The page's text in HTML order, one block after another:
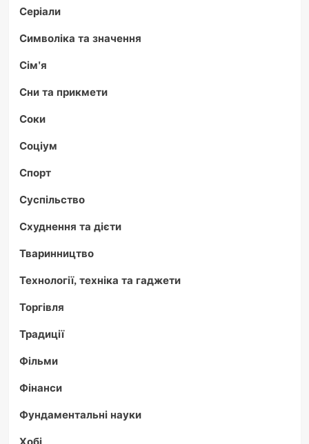
Серіали
Символіка та значення
Сім'я
Сни та прикмети
Соки
Соціум
Спорт
Суспільство
Схуднення та дієти
Тваринництво
Технології, техніка та гаджети
Торгівля
Традиції
Фільми
Фінанси
Фундаментальні науки
Хобі